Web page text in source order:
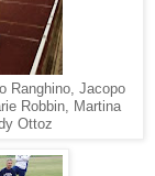
Ranghino, Jacopo
Robbin, Martina
Ottoz